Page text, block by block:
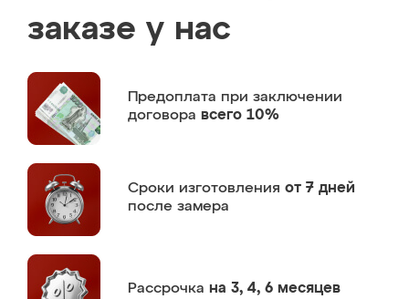
заказе у нас
Предоплата при заключении
договора всего 10%
Сроки изготовления от 7 дней
после замера
Рассрочка на 3, 4, 6 месяцев